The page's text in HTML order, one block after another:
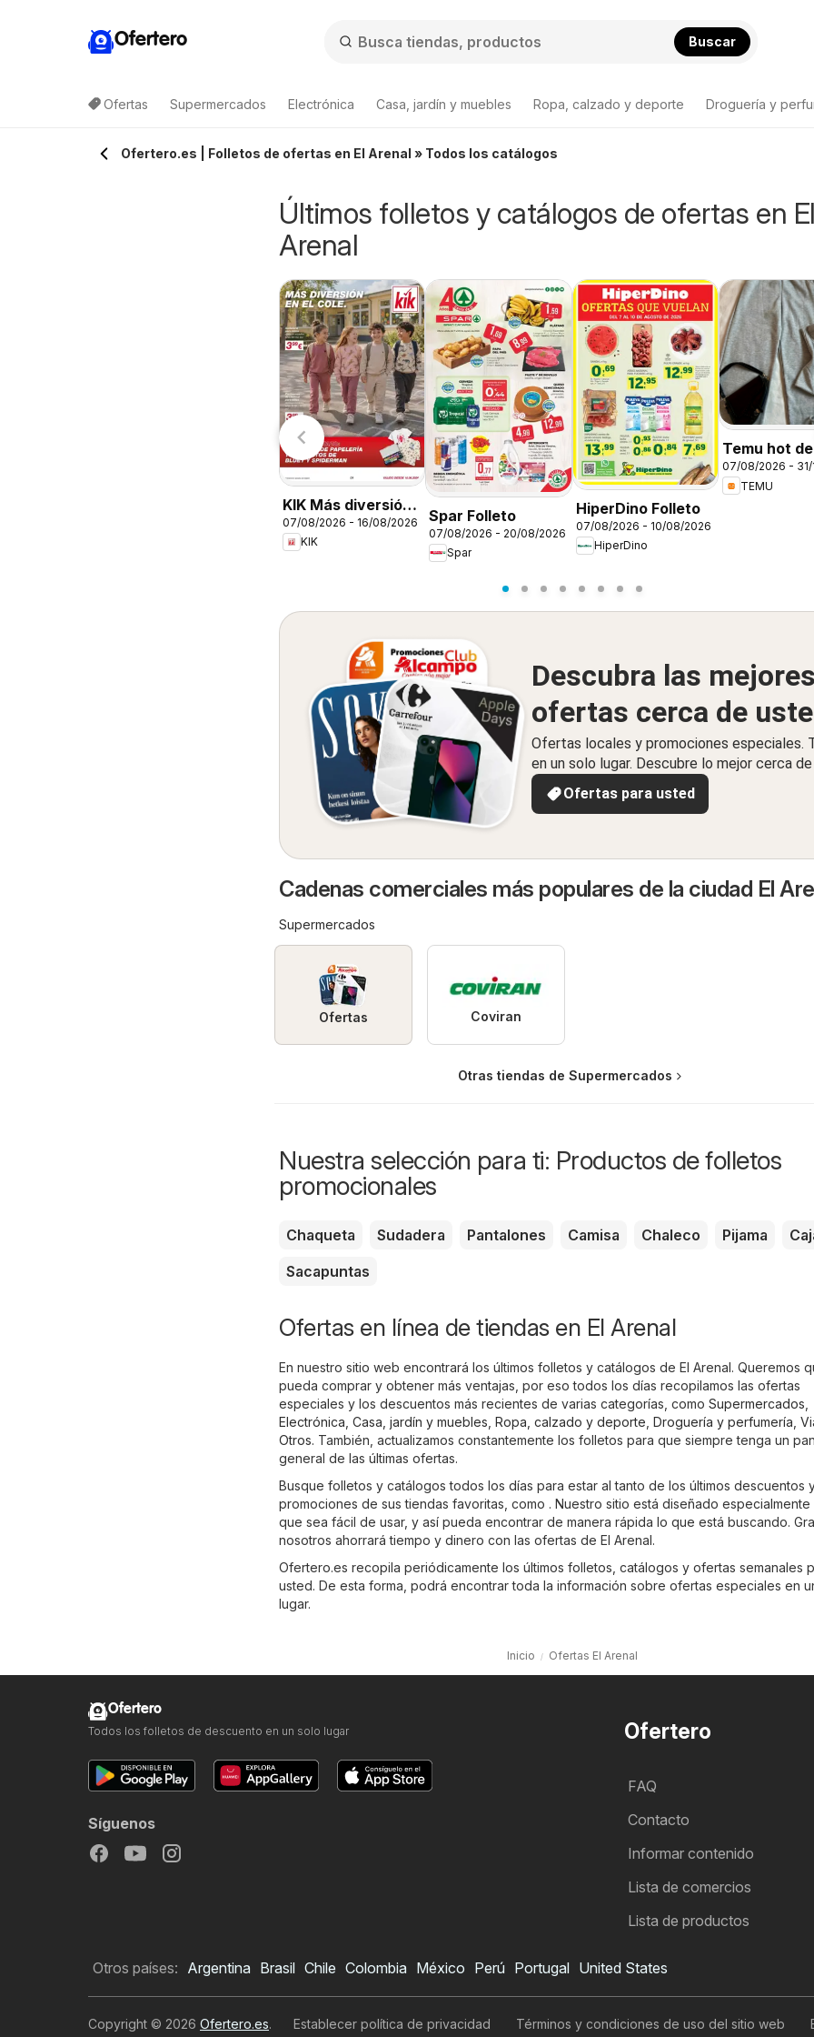
Ofertero Buscar
Ofertas Supermercados Electrónica Casa, jardín y muebles Ropa, calzado y deporte Droguería y
Ofertero.es | Folletos de ofertas en El Arenal » Todos los catálogos
Últimos folletos y catálogos de ofertas en
Arenal
KIK Más diversión
en el cole
07/08/2026 - 16/08/2026
KIK
Spar Folleto
07/08/2026 - 20/08/2026
Spar
HiperDino Folleto
07/08/2026 - 10/08/2026
HiperDino
Temu hot
Spain
07/08/2026 - 31/
TEMU
Descubra las
ofertas cerca de
Ofertas locales y promociones especiales.
en un solo lugar. Descubre lo mejor cerca
Ofertas para usted
Cadenas comerciales más populares de la ciudad El
Supermercados
Ofertas Coviran
Otras tiendas de Supermercados
Nuestra selección para ti: Productos de folletos
promocionales
Chaqueta Sudadera Pantalones Camisa Chaleco Pijama
Sacapuntas
Ofertas en línea de tiendas en El Arenal
En nuestro sitio web encontrará los últimos folletos y catálogos de El Arenal. Queremos
pueda comprar y obtener más ventajas, por eso todos los días recopilamos las ofertas
especiales y los descuentos más recientes de varias categorías, como Supermercados
Electrónica Casa, jardín y muebles Ropa, calzado y deporte Droguería y perfumería
Otros. También, actualizamos constantemente los folletos para que siempre tenga un
general de las últimas ofertas.
Busque folletos y catálogos todos los días para estar al tanto de los últimos descuentos
promociones de sus tiendas favoritas, como . Nuestro sitio está diseñado especialmente
que sea fácil de usar, y así pueda encontrar de manera rápida lo que está buscando.
nosotros ahorrará tiempo y dinero con las ofertas de El Arenal.
Ofertero.es recopila periódicamente los últimos folletos, catálogos y ofertas semanales
usted. De esta forma, podrá encontrar toda la información sobre ofertas especiales en
lugar.
Inicio Ofertas El Arenal
Ofertero
FAQ
Contacto
Informar contenido
Lista de comercios
Lista de productos
Ofertero
Todos los folletos de descuento en un solo lugar
Síguenos
Otros países: Argentina Brasil Chile Colombia México Perú Portugal United States
Copyright © 2026 Ofertero.es. Establecer política de privacidad Términos y condiciones de uso del sitio web